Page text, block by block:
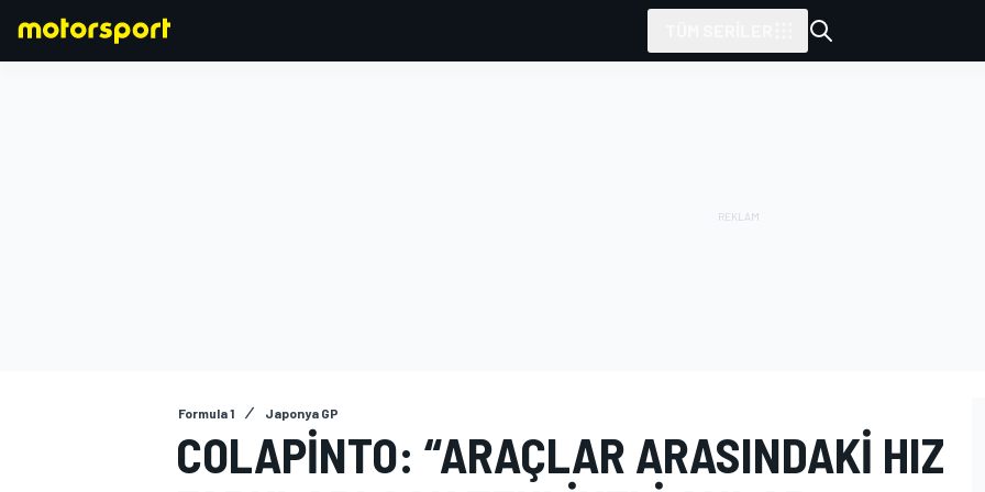
Formula 1 Japonya GP
COLAPINTO: “ARAÇLAR ARASINDAKI HIZ